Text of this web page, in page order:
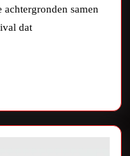
samen
dat